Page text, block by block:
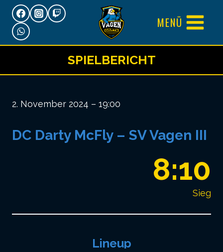
Zum
Inhalt
springen
MENÜ
SPIELBERICHT
2. November 2024 – 19:00
DC Darty McFly – SV Vagen III
8:10
Sieg
Lineup